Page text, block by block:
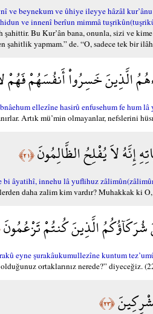
beynekum ve ûhiye ileyye hâzâl
ve innenî berîun mimmâ
Bu Kur’ân bana, onunla, sizi ve
yapmam.” de. “O, sadece tek bir
الَّذِينَ خَسِرُواْ أَنفُسَهُمْ فَهُمْ
ellezîne hasirû enfusehum fe hum lâ
Artık mü’min olmayanlar, nefslerini
إِنَّهُ لاَ يُفْلِحُ الظَّالِمُونَ﴿٢١﴾
bi âyatihî, innehu lâ yuflihuz
daha zalim kim vardır? Muhakkak ki
الَّذِينَ كُنتُمْ تَزْعُمُونَ
eyne şurakâukumullezîne kuntum
ortaklarınız nerede?” diyeceğiz.
﴿٢٣﴾